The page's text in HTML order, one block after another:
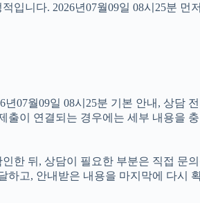
니다. 2026년07월09일 08시25분 먼
07월09일 08시25분 기본 안내, 상담
이 연결되는 경우에는 세부 내용을
한 뒤, 상담이 필요한 부분은 직접 문
고, 안내받은 내용을 마지막에 다시